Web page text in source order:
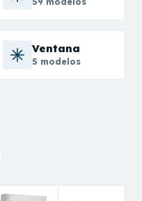
Ventana
5 modelos